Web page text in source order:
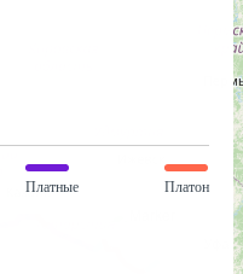
Платные Платон